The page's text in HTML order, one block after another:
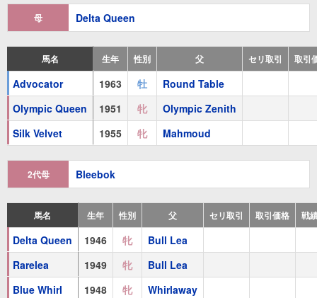
：プライオレスS、ベッツィーロスS、カムリーS、コ
3着：アーリントンラッシーS、ジャスミンS
Real Babe
牝1973 栗毛 The Axe)
Head Teller
(牝1974 鹿毛Silent Screen
Dupage Lady
(牝1960 鹿毛Nilo) 海外6勝
2着：'64レイディーズH
3着：'63レイディーズH、フィレンツェH
Twogundan (牡1966 栗毛Vertex) 海外5勝
1着
ドンH
2着：ウッドワードS、ガルフストリームパークH、ブライ
'70セミノールH、'71セミノールH
Advocator
牡1963 鹿毛 Round Table
母 Delta Queen
馬名 生年 性別 父 セリ取引 取引
Advocator 1963 牡
Round Table
Olympic Queen
1951 牝
Olympic Zenith
Silk Velvet
1955 牝 Mahmoud
2代母 Bleebok
馬名 生年 性別 父 セリ取引 取引価格 戦
Delta Queen 1946 牝
Bull Lea
Rarelea
1949 牝
Bull Lea
Blue Whirl
1948 牝 Whirlaway